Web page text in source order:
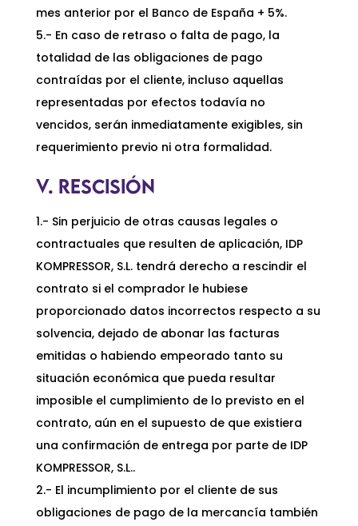
mes anterior por el Banco de España + 5%.
5.- En caso de retraso o falta de pago, la
totalidad de las obligaciones de pago
contraídas por el cliente, incluso aquellas
representadas por efectos todavía no
vencidos, serán inmediatamente exigibles, sin
requerimiento previo ni otra formalidad.
V. RESCISIÓN
1.- Sin perjuicio de otras causas legales o
contractuales que resulten de aplicación, IDP
KOMPRESSOR, S.L. tendrá derecho a rescindir el
contrato si el comprador le hubiese
proporcionado datos incorrectos respecto a su
solvencia, dejado de abonar las facturas
emitidas o habiendo empeorado tanto su
situación económica que pueda resultar
imposible el cumplimiento de lo previsto en el
contrato, aún en el supuesto de que existiera
una confirmación de entrega por parte de IDP
KOMPRESSOR, S.L..
2.- El incumplimiento por el cliente de sus
obligaciones de pago de la mercancía también